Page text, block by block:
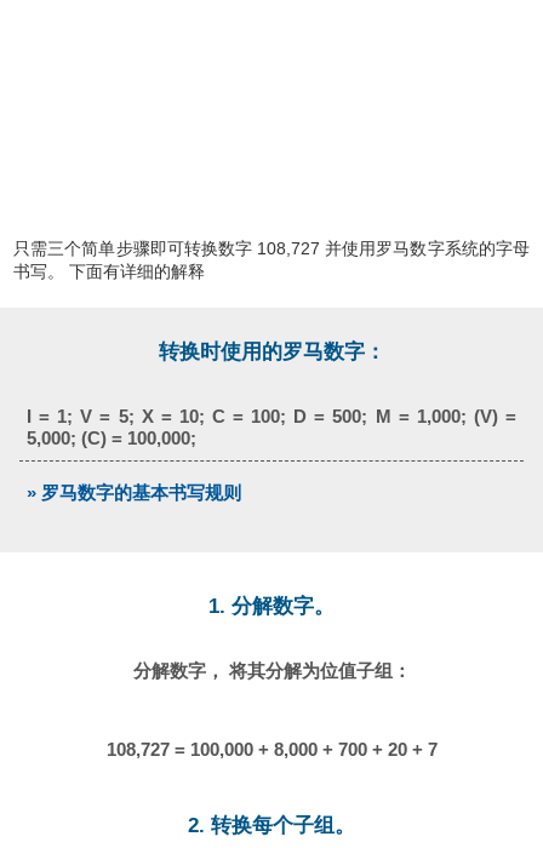
只需三个简单步骤即可转换数字 108,727 并使用罗马数字系统的字母
书写。 下面有详细的解释
转换时使用的罗马数字：
I = 1; V = 5; X = 10; C = 100; D = 500; M = 1,000; (V) =
5,000; (C) = 100,000;
» 罗马数字的基本书写规则
1. 分解数字。
分解数字， 将其分解为位值子组：
108,727 = 100,000 + 8,000 + 700 + 20 + 7
2. 转换每个子组。